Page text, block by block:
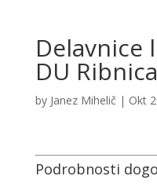
Delavnice
DU Ribnica
by Janez Mihelič | Okt
Podrobnosti